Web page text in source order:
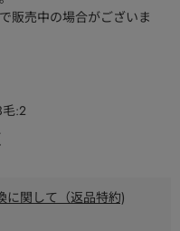
販売中の場合がございま
:2
に関して（返品特約)